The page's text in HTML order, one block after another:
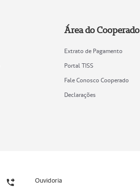
Área do Cooperado
Extrato de Pagamento
Portal TISS
Fale Conosco Cooperado
Declarações
Ouvidoria